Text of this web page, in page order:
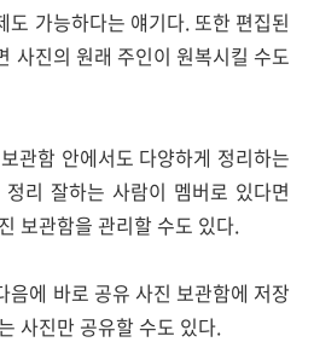
도 가능하다는 얘기다. 또한 편집된
사진의 원래 주인이 원복시킬 수도
관함 안에서도 다양하게 정리하는
리 잘하는 사람이 멤버로 있다면
보관함을 관리할 수도 있다.
음에 바로 공유 사진 보관함에 저장
사진만 공유할 수도 있다.